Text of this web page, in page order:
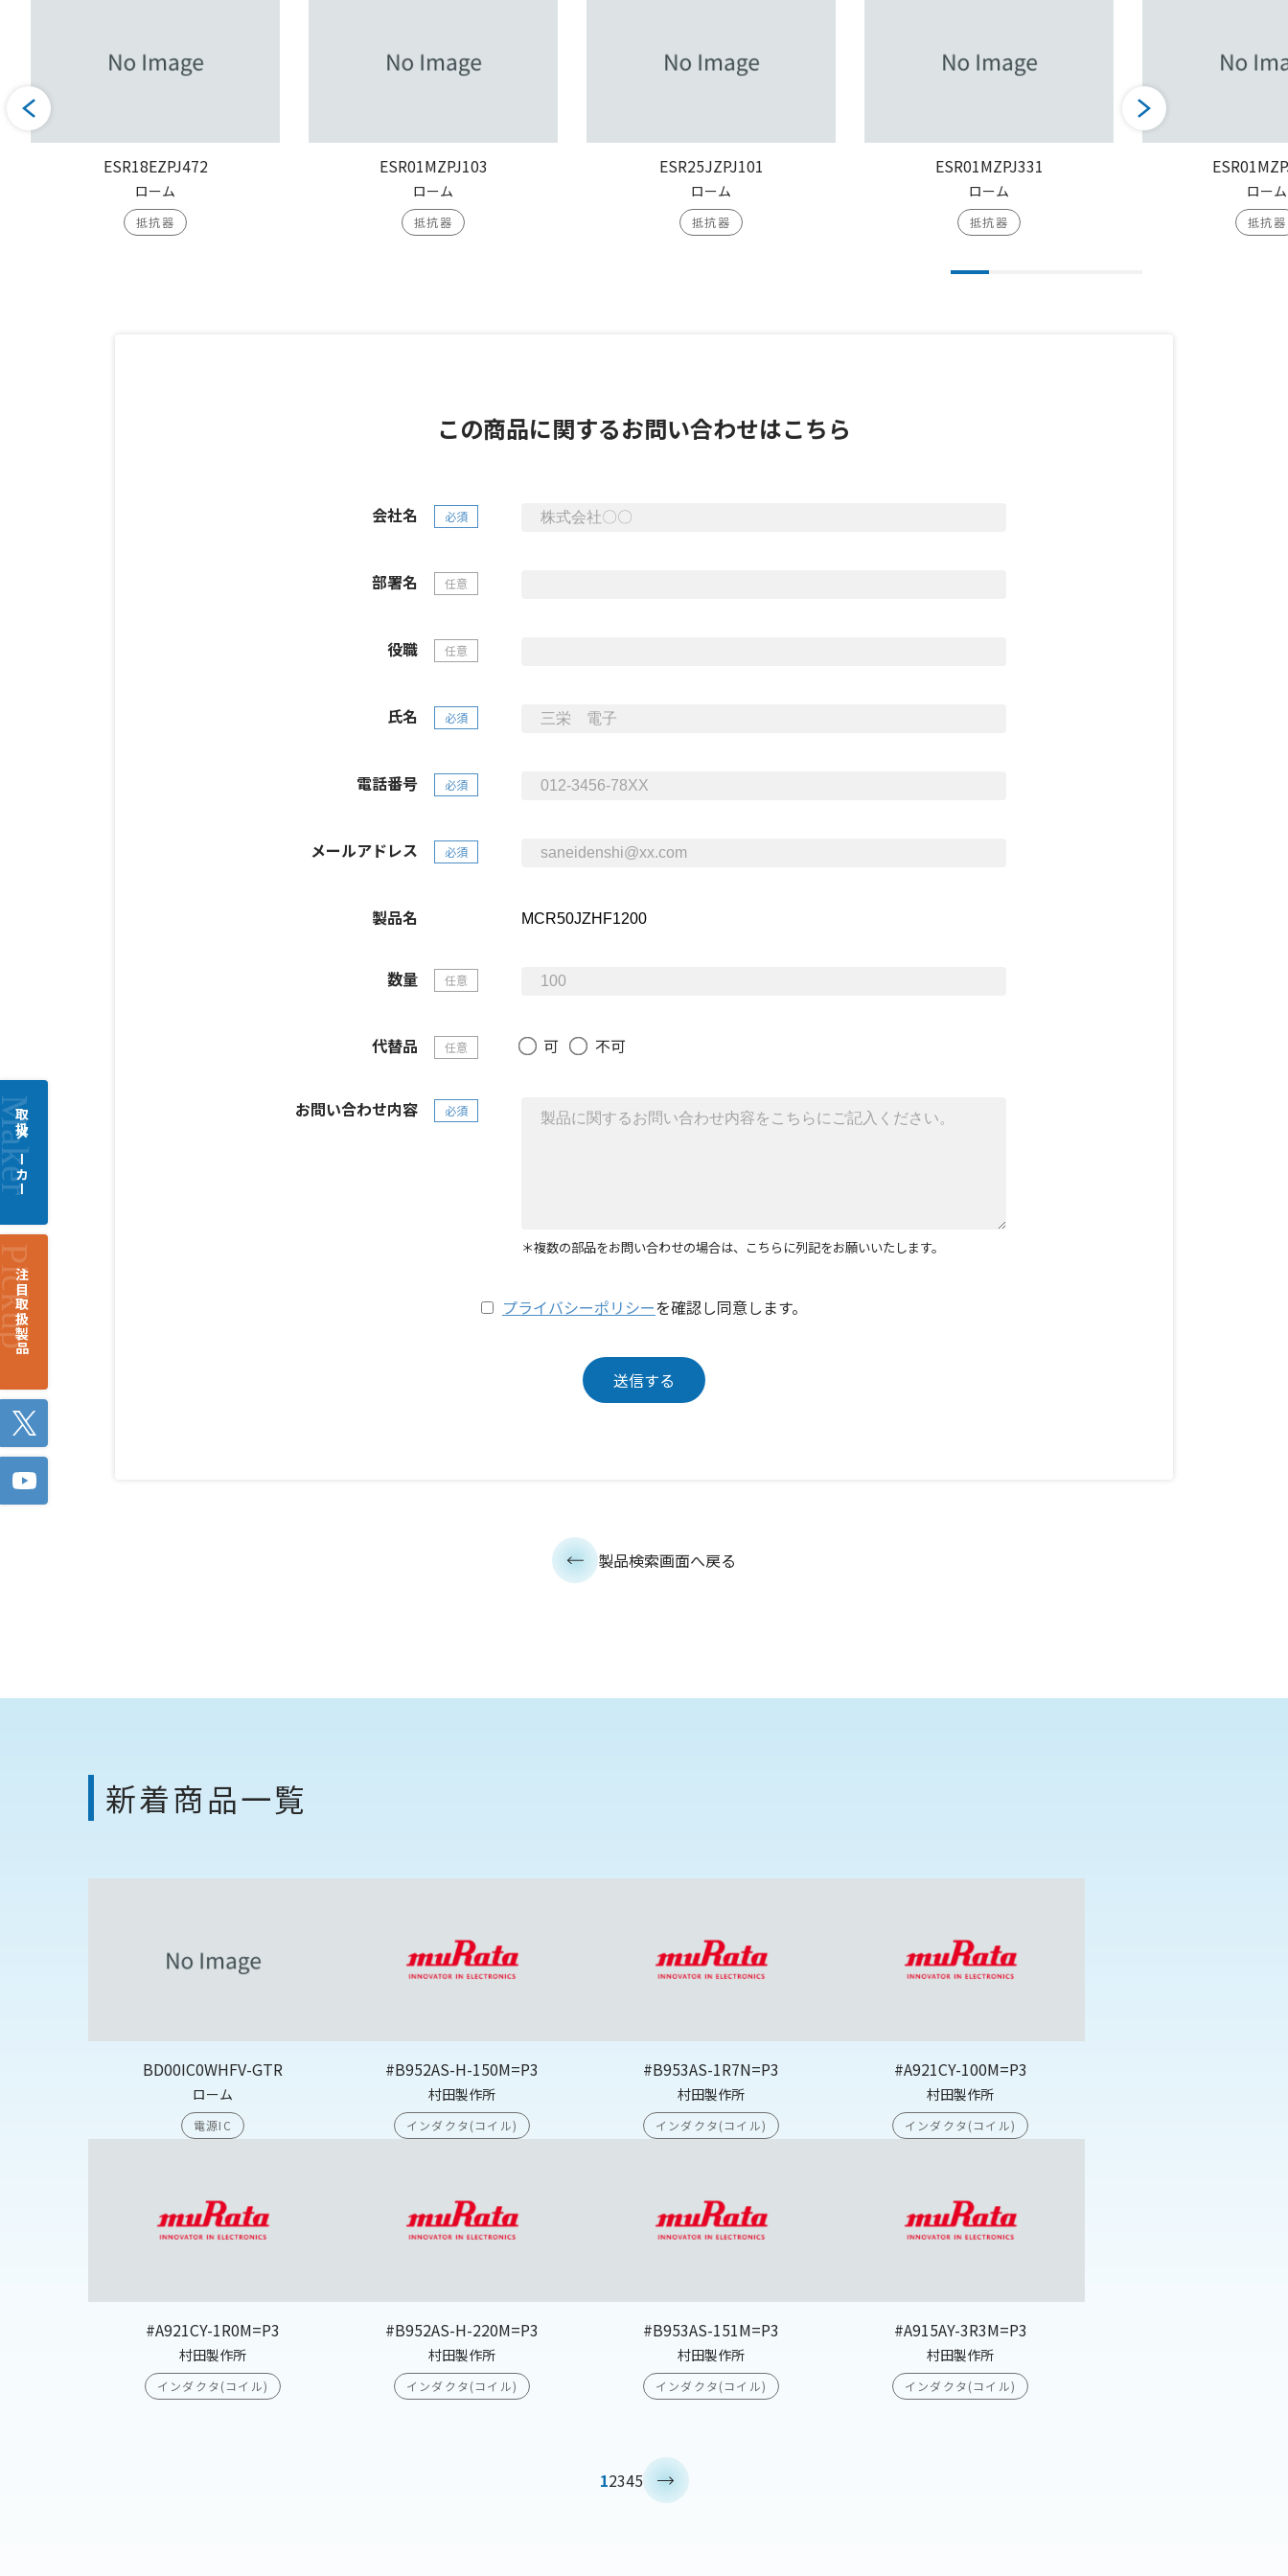
ESR18EZPJ472
ローム
抵抗器
ESR01MZPJ103
ローム
抵抗器
ESR25JZPJ101
ローム
抵抗器
ESR01MZPJ331
ローム
抵抗器
ローム
抵抗器
この商品に関するお問い合わせはこちら
会社名 必須
部署名 任意
役職 任意
氏名 必須
電話番号 必須
メールアドレス 必須
製品名
数量 任意
代替品 任意 可 不可
お問い合わせ内容 必須
＊複数の部品をお問い合わせの場合は、こちらに列記をお願いいたします。
プライバシーポリシーを確認し同意します。
製品検索画面へ戻る
新着商品一覧
BD00IC0WHFV-GTR
ローム
電源IC
#B952AS-H-150M=P3
村田製作所
インダクタ(コイル)
#B953AS-1R7N=P3
村田製作所
インダクタ(コイル)
#A921CY-100M=P3
村田製作所
インダクタ(コイル)
#A921CY-1R0M=P3
村田製作所
インダクタ(コイル)
#B952AS-H-220M=P3
村田製作所
インダクタ(コイル)
#B953AS-151M=P3
村田製作所
インダクタ(コイル)
#A915AY-3R3M=P3
村田製作所
インダクタ(コイル)
12345
取扱メーカー
注目取扱製品